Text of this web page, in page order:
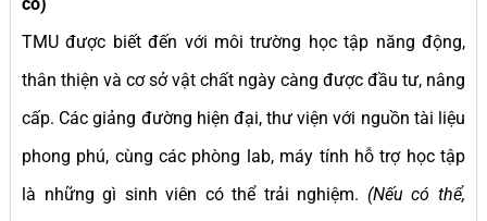
TMU được biết đến với môi trường học tập năng động,
thân thiện và cơ sở vật chất ngày càng được đầu tư, nâng
cấp. Các giảng đường hiện đại, thư viện với nguồn tài liệu
phong phú, cùng các phòng lab, máy tính hỗ trợ học tập
là những gì sinh viên có thể trải nghiệm. (Nếu có thể,